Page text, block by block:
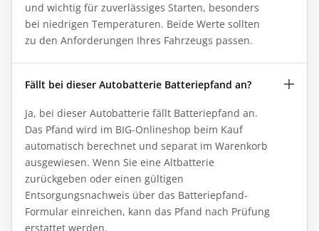
und wichtig für zuverlässiges Starten, besonders
bei niedrigen Temperaturen. Beide Werte sollten
zu den Anforderungen Ihres Fahrzeugs passen.
Fällt bei dieser Autobatterie Batteriepfand an?
Ja, bei dieser Autobatterie fällt Batteriepfand an.
Das Pfand wird im BIG-Onlineshop beim Kauf
automatisch berechnet und separat im Warenkorb
ausgewiesen. Wenn Sie eine Altbatterie
zurückgeben oder einen gültigen
Entsorgungsnachweis über das Batteriepfand-
Formular einreichen, kann das Pfand nach Prüfung
erstattet werden.